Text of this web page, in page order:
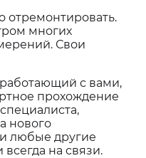
отремонтировать.
многих
Свои
с вами,
прохождение
нового
любые другие
на связи.